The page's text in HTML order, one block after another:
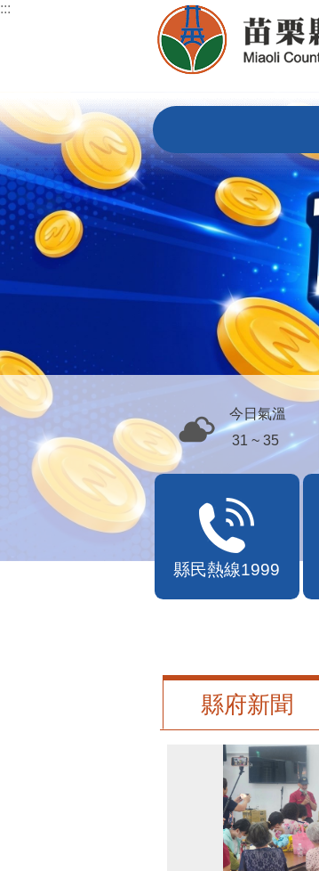
跳到主要內容區塊
:::
今日氣溫
31 ~ 35
縣民熱線1999
縣府新聞